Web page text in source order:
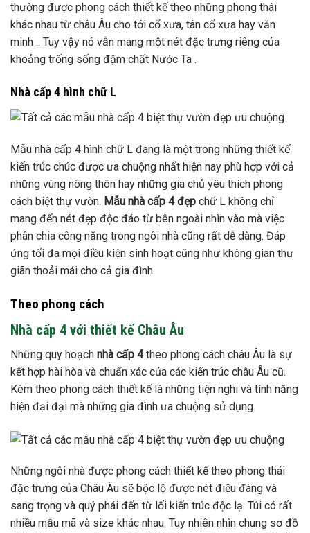
thường được phong cách thiết kế theo những phong thái
khác nhau từ châu Âu cho tới cổ xưa, tân cổ xưa hay văn
minh .. Tuy vậy nó vẫn mang một nét đặc trưng riêng của
khoảng trống sống đậm chất Nước Ta .
Nhà cấp 4 hình chữ L
Mẫu nhà cấp 4 hình chữ L đang là một trong những thiết kế
kiến trúc chúc được ưa chuộng nhất hiện nay phù hợp với cả
những vùng nông thôn hay những gia chủ yêu thích phong
cách biệt thự vườn. Mẫu nhà cấp 4 đẹp chữ L không chỉ
mang đến nét đẹp độc đáo từ bên ngoài nhìn vào mà việc
phân chia công năng trong ngôi nhà cũng rất dễ dàng. Đáp
ứng tối đa mọi điều kiện sinh hoạt cũng như không gian thư
giãn thoải mái cho cả gia đình.
Theo phong cách
Nhà cấp 4 với thiết kế Châu Âu
Những quy hoạch nhà cấp 4theo phong cách châu Âu là sự
kết hợp hài hòa và chuẩn xác của các kiến trúc châu Âu cũ.
Kèm theo phong cách thiết kế là những tiện nghi và tính năng
hiện đại đại mà những gia đình ưa chuộng sử dụng.
Những ngôi nhà được phong cách thiết kế theo phong thái
đặc trưng của Châu Âu sẽ bộc lộ được nét điệu đàng và
sang trọng và quý phái đến từ lối kiến trúc độc lạ. Túi có rất
nhiều mẫu mã và size khác nhau. Tuy nhiên nhìn chung sơ đồ